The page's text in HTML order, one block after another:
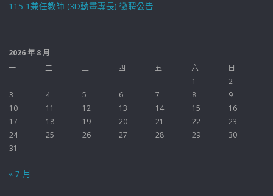
115-1兼任教師 (3D動畫專長) 徵聘公告
2026 年 8 月
一
二 三 四 五 六
日
1
2
3
4 5 6 7 8
9
10
11 12 13 14 15
16
17
18 19 20 21 22
23
24
25 26 27 28 29
30
31
« 7 月